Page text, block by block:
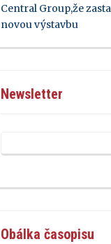
Central Group,že
novou výstavbu
Newsletter
Obálka časopisu